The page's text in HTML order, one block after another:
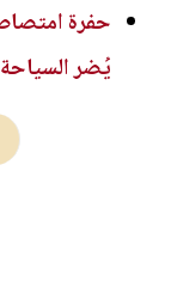
حفرة
يُضر